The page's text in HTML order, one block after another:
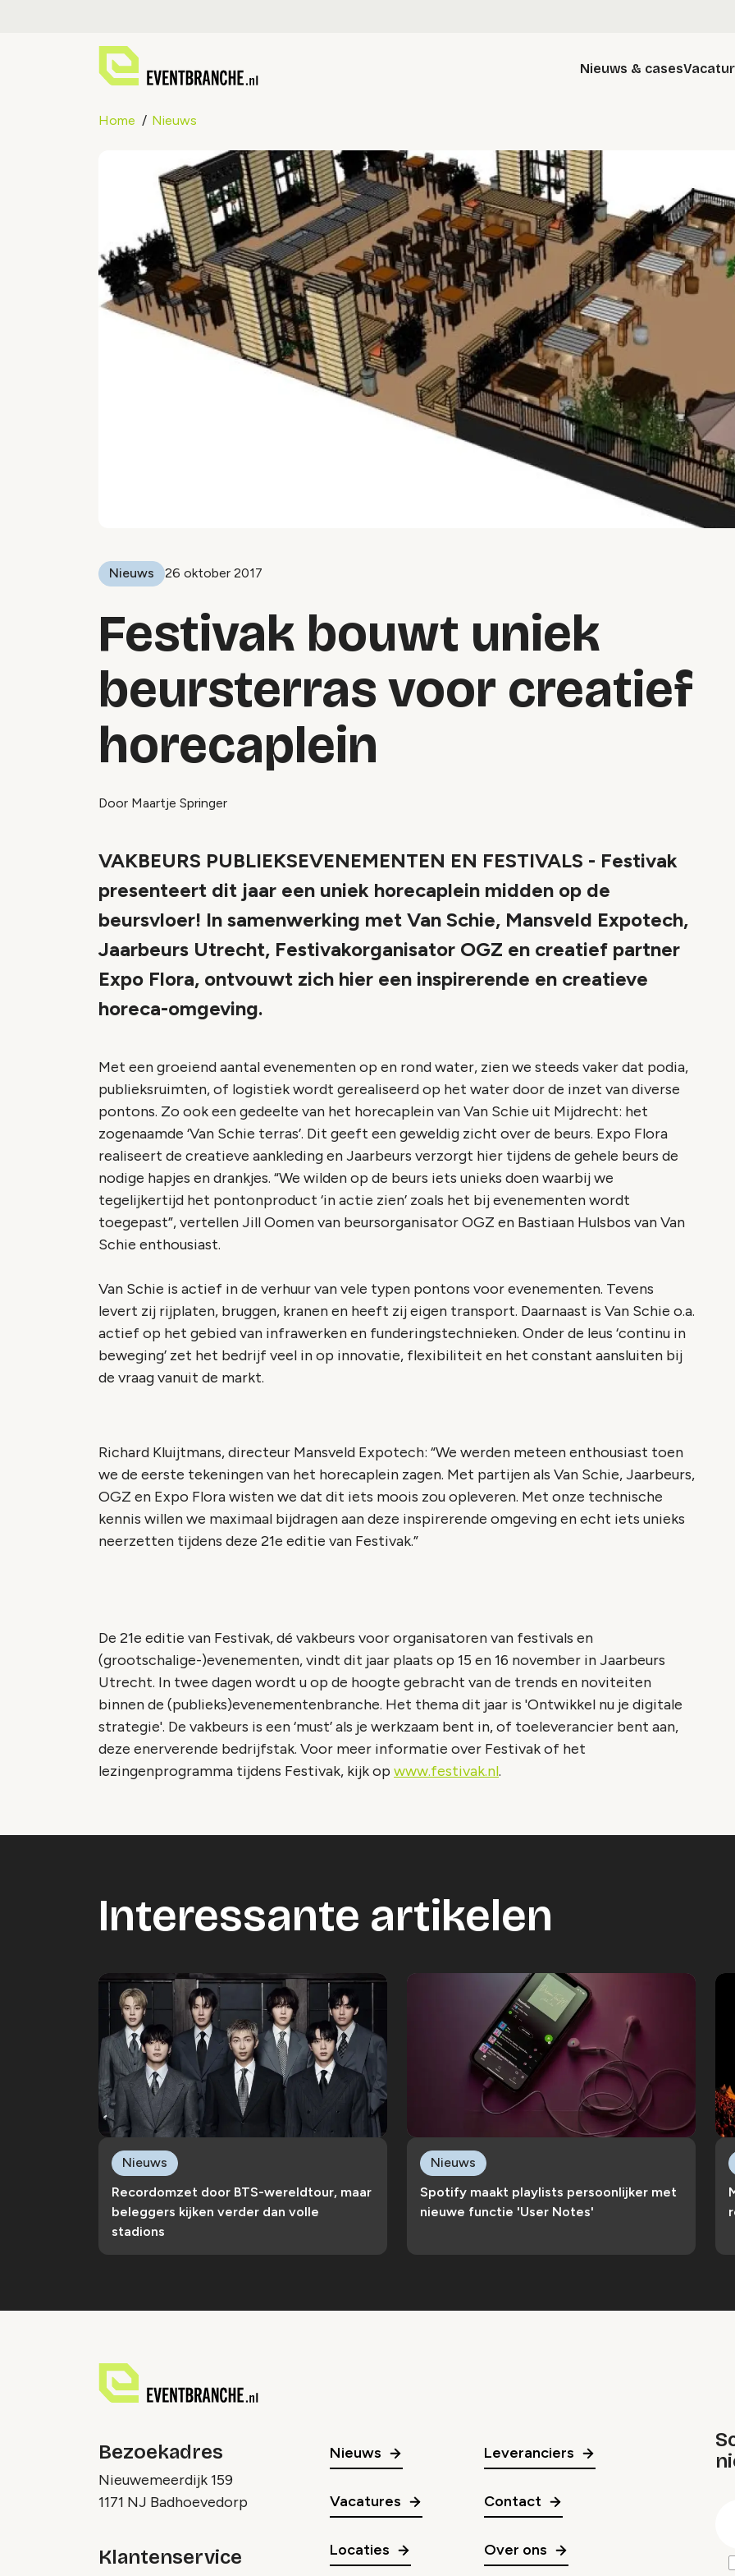
Nieuws & cases
Home Nieuws
Nieuws 26 oktober 2017
Festivak bouwt uniek
beursterras voor creatief
horecaplein
Door Maartje Springer
VAKBEURS PUBLIEKSEVENEMENTEN EN FESTIVALS - Festivak
presenteert dit jaar een uniek horecaplein midden op de
beursvloer! In samenwerking met Van Schie, Mansveld Expotech,
Jaarbeurs Utrecht, Festivakorganisator OGZ en creatief partner
Expo Flora, ontvouwt zich hier een inspirerende en creatieve
horeca-omgeving.
Met een groeiend aantal evenementen op en rond water, zien we steeds vaker dat podia,
publieksruimten, of logistiek wordt gerealiseerd op het water door de inzet van diverse
pontons. Zo ook een gedeelte van het horecaplein van Van Schie uit Mijdrecht: het
zogenaamde ‘Van Schie terras’. Dit geeft een geweldig zicht over de beurs. Expo Flora
realiseert de creatieve aankleding en Jaarbeurs verzorgt hier tijdens de gehele beurs de
nodige hapjes en drankjes. “We wilden op de beurs iets unieks doen waarbij we
tegelijkertijd het pontonproduct ‘in actie zien’ zoals het bij evenementen wordt
toegepast”, vertellen Jill Oomen van beursorganisator OGZ en Bastiaan Hulsbos van Van
Schie enthousiast.
Van Schie is actief in de verhuur van vele typen pontons voor evenementen. Tevens
levert zij rijplaten, bruggen, kranen en heeft zij eigen transport. Daarnaast is Van Schie o.a.
actief op het gebied van infrawerken en funderingstechnieken. Onder de leus ‘continu in
beweging’ zet het bedrijf veel in op innovatie, flexibiliteit en het constant aansluiten bij
de vraag vanuit de markt.
Richard Kluijtmans, directeur Mansveld Expotech: “We werden meteen enthousiast toen
we de eerste tekeningen van het horecaplein zagen. Met partijen als Van Schie, Jaarbeurs,
OGZ en Expo Flora wisten we dat dit iets moois zou opleveren. Met onze technische
kennis willen we maximaal bijdragen aan deze inspirerende omgeving en echt iets unieks
neerzetten tijdens deze 21e editie van Festivak.”
De 21e editie van Festivak, dé vakbeurs voor organisatoren van festivals en
(grootschalige-)evenementen, vindt dit jaar plaats op 15 en 16 november in Jaarbeurs
Utrecht. In twee dagen wordt u op de hoogte gebracht van de trends en noviteiten
binnen de (publieks)evenementenbranche. Het thema dit jaar is 'Ontwikkel nu je digitale
strategie'. De vakbeurs is een ‘must’ als je werkzaam bent in, of toeleverancier bent aan,
deze enerverende bedrijfstak. Voor meer informatie over Festivak of het
lezingenprogramma tijdens Festivak, kijk op www.festivak.nl.
Interessante artikelen
Recordomzet door BTS-wereldtour, maar
beleggers kijken verder dan volle
stadions
Nieuws
Spotify maakt playlists persoonlijker met
nieuwe functie 'User Notes'
Nieuws
Bezoekadres
Nieuwemeerdijk 159
1171 NJ Badhoevedorp
Klantenservice
Nieuws
Vacatures
Locaties
Leveranciers
Contact
Over ons